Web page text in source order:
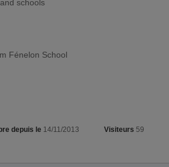
schools
Fénelon School
depuis le 14/11/2013 Visiteurs 59